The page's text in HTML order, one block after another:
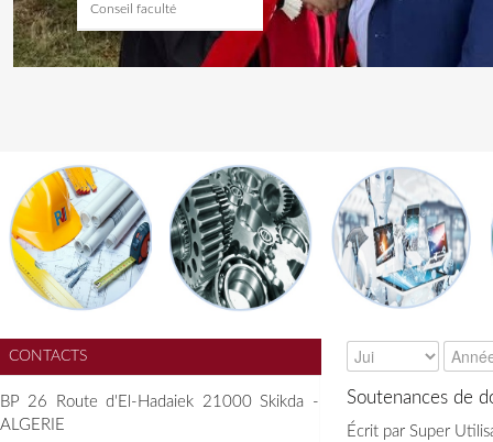
Conseil faculté
CONTACTS
BP 26 Route d'El-Hadaiek 21000 Skikda -
ALGERIE
Soutenances de
Écrit par Super